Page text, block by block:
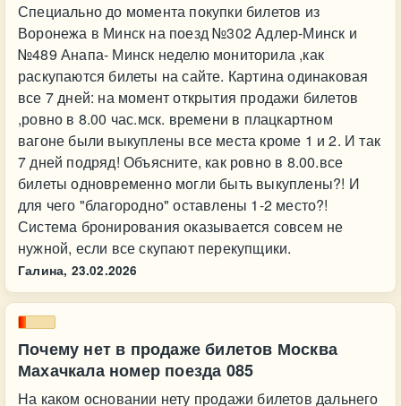
Специально до момента покупки билетов из
Воронежа в Минск на поезд №302 Адлер-Минск и
№489 Анапа- Минск неделю мониторила ,как
раскупаются билеты на сайте. Картина одинаковая
все 7 дней: на момент открытия продажи билетов
,ровно в 8.00 час.мск. времени в плацкартном
вагоне были выкуплены все места кроме 1 и 2. И так
7 дней подряд! Объясните, как ровно в 8.00.все
билеты одновременно могли быть выкуплены?! И
для чего "благородно" оставлены 1-2 место?!
Система бронирования оказывается совсем не
нужной, если все скупают перекупщики.
Галина, 23.02.2026
Почему нет в продаже билетов Москва
Махачкала номер поезда 085
На каком основании нету продажи билетов дальнего